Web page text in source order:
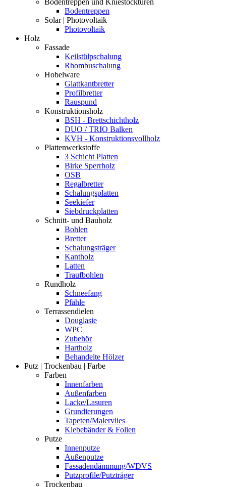
Bodentreppen und Kniestocktüren
Bodentreppen
Solar | Photovoltaik
Photovoltaik
Holz
Fassade
Keilstülpschalung
Rhombuschalung
Hobelware
Glattkantbretter
Profilbretter
Rauspund
Konstruktionsholz
BSH - Brettschichtholz
DUO / TRIO Balken
KVH - Konstruktionsvollholz
Plattenwerkstoffe
3 Schicht Platten
Birke Sperrholz
OSB
Regalbretter
Schalungsplatten
Seekiefer
Siebdruckplatten
Schnitt- und Bauholz
Bohlen
Bretter
Schalungsträger
Kantholz
Latten
Traufbohlen
Rundholz
Schneefang
Pfähle
Terrassendielen
Douglasie
WPC
Zubehör
Hartholz
Behandelte Hölzer
Putz | Trockenbau | Farbe
Farben
Innenfarben
Außenfarben
Lacke/Lasuren
Grundierungen
Tapeten/Malervlies
Klebebänder & Folien
Putze
Innenputze
Außenputze
Fassadendämmung/WDVS
Putzprofile/Putzträger
Trockenbau